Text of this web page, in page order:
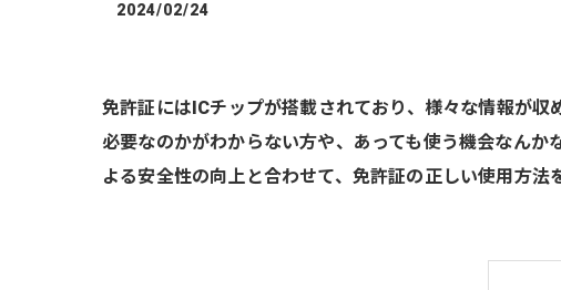
2024/02/24
免許証にはICチップが搭載されており、様々な情報が
必要なのかがわからない方や、あっても使う機会なん
よる安全性の向上と合わせて、免許証の正しい使用方法